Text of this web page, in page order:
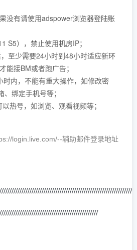
没有请使用adspower浏览器登陆账
S5），禁止使用机房IP；
至少需要24小时到48小时适应新环
能接BM或者跑广告；
时内，不能有重大操作，如修改密
绑定手机号等；
热号，如浏览、观看视频等；
login.live.com/--辅助邮件登录地址
///////////////////